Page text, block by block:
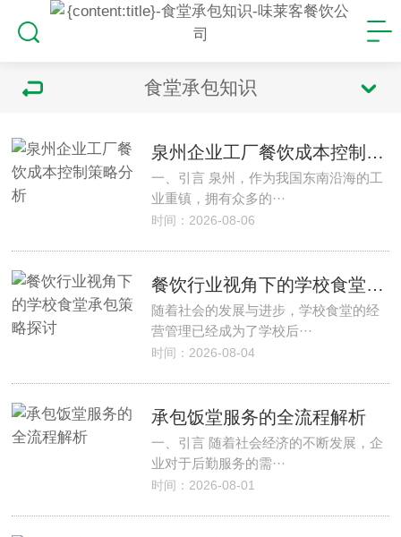
食堂承包知识
泉州企业工厂餐饮成本控制策略分析
一、引言 泉州，作为我国东南沿海的工
业重镇，拥有众多的···
时间：2026-08-06
餐饮行业视角下的学校食堂承包策略探讨
随着社会的发展与进步，学校食堂的经
营管理已经成为了学校后···
时间：2026-08-04
承包饭堂服务的全流程解析
一、引言 随着社会经济的不断发展，企
业对于后勤服务的需···
时间：2026-08-01